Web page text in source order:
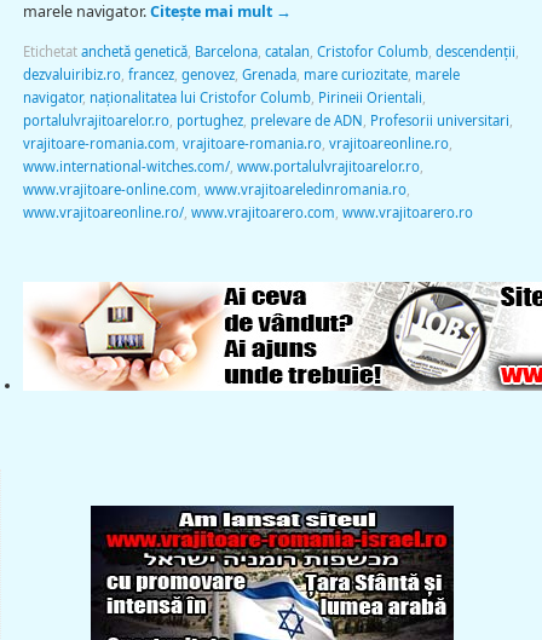
marele navigator.Citește mai mult →
Etichetat anchetă genetică, Barcelona, catalan Cristofor Columb, descendenţii
dezvaluiribiz.ro, francez, genovez, Grenada, mare curiozitate, marele
navigator, naţionalitatea lui Cristofor Columb, Pirineii Orientali
portalulvrajitoarelor.ro, portughez, prelevare de ADN Profesorii universitari
vrajitoare-romania.com vrajitoare-romania.ro, vrajitoareonline.ro,
www.international-witches.com/, www.portalulvrajitoarelor.ro,
www.vrajitoare-online.com www.vrajitoareledinromania.ro,
www.vrajitoareonline.ro/, www.vrajitoarero.com www.vrajitoarero.ro